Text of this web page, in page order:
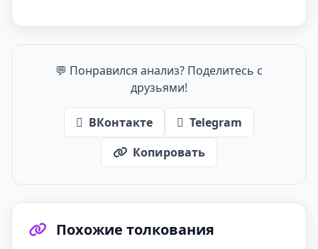
💬 Понравился анализ? Поделитесь с
друзьями!
ВКонтакте
Telegram
Копировать
Похожие толкования